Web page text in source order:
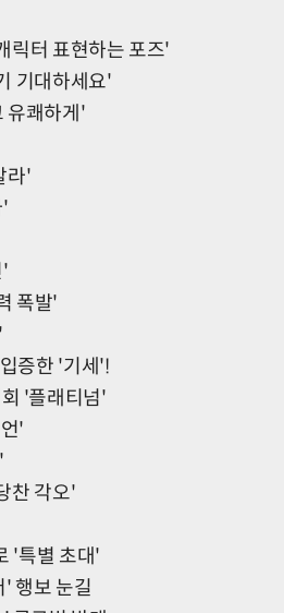
릭터 표현하는 포즈'
기대하세요'
유쾌하게'
라'
'
'
폭발'
증한 '기세'!
'플래티넘'
'
찬 각오'
'특별 초대'
행보 눈길